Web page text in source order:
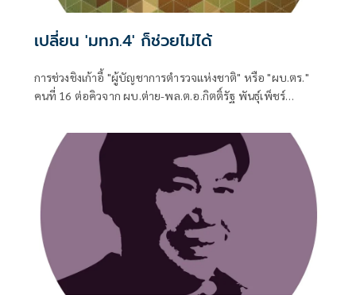
เปลี่ยน 'มทภ.4' ก็ช่วยไม่ได้
การช่วงชิงเก้าอี้ "ผู้บัญชาการตำรวจแห่งชาติ" หรือ "ผบ.ตร."
คนที่ 16 ต่อคิวจาก ผบ.ต่าย-พล.ต.อ.กิตติ์รัฐ พันธุ์เพ็ชร์
ประเด็นให้มีคู่เทียบให้น่าตื่นเต้น